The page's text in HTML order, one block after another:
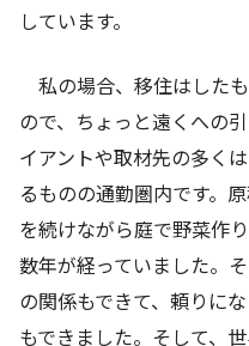
しています。
私の場合、移住はした
ので、ちょっと遠くへの
イアントや取材先の多く
るものの通勤圏内です。
を続けながら庭で野菜作
数年が経っていました。
の関係もできて、頼りに
もできました。そして、